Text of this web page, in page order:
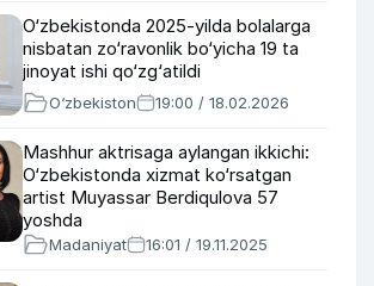
O‘zbekistonda 2025-yilda bolalarga
nisbatan zo‘ravonlik bo‘yicha 19 ta
jinoyat ishi qo‘zg‘atildi
O‘zbekiston 19:00 / 18.02.2026
Mashhur aktrisaga aylangan ikkichi:
O‘zbekistonda xizmat ko‘rsatgan
artist Muyassar Berdiqulova 57
yoshda
Madaniyat 16:01 / 19.11.2025